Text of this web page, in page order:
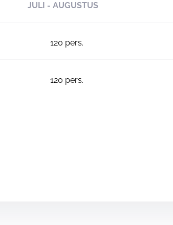
JULI - AUGUSTUS
120 pers.
120 pers.